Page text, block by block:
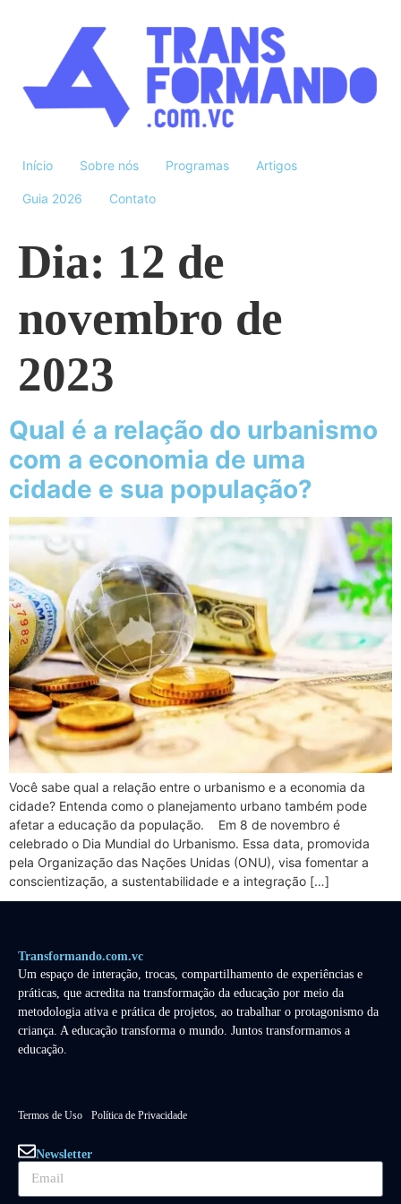
Início Sobre nós Programas Artigos
Guia 2026 Contato
Dia: 12 de
novembro de
2023
Qual é a relação do urbanismo
com a economia de uma
cidade e sua população?
Você sabe qual a relação entre o urbanismo e a economia da
cidade? Entenda como o planejamento urbano também pode
afetar a educação da população. Em 8 de novembro é
celebrado o Dia Mundial do Urbanismo. Essa data, promovida
pela Organização das Nações Unidas (ONU), visa fomentar a
conscientização, a sustentabilidade e a integração […]
Transformando.com.vc
Um espaço de interação, trocas, compartilhamento de experiências e
práticas, que acredita na transformação da educação por meio da
metodologia ativa e prática de projetos, ao trabalhar o protagonismo da
criança. A educação transforma o mundo. Juntos transformamos a
educação.
Termos de Uso Política de Privacidade
Newsletter